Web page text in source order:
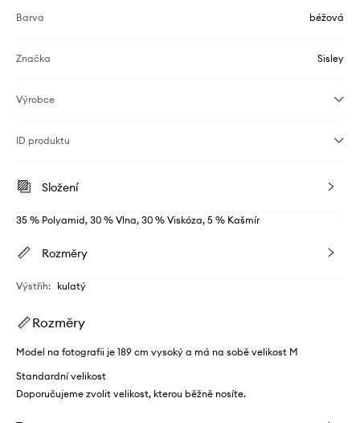
Barva béžová
Značka Sisley
Výrobce
ID produktu
Složení
35 % Polyamid, 30 % Vlna, 30 % Viskóza, 5 % Kašmír
Rozměry
Výstřih: kulatý
Rozměry
Model na fotografii je 189 cm vysoký a má na sobě velikost M
Standardní velikost
Doporučujeme zvolit velikost, kterou běžně nosíte.